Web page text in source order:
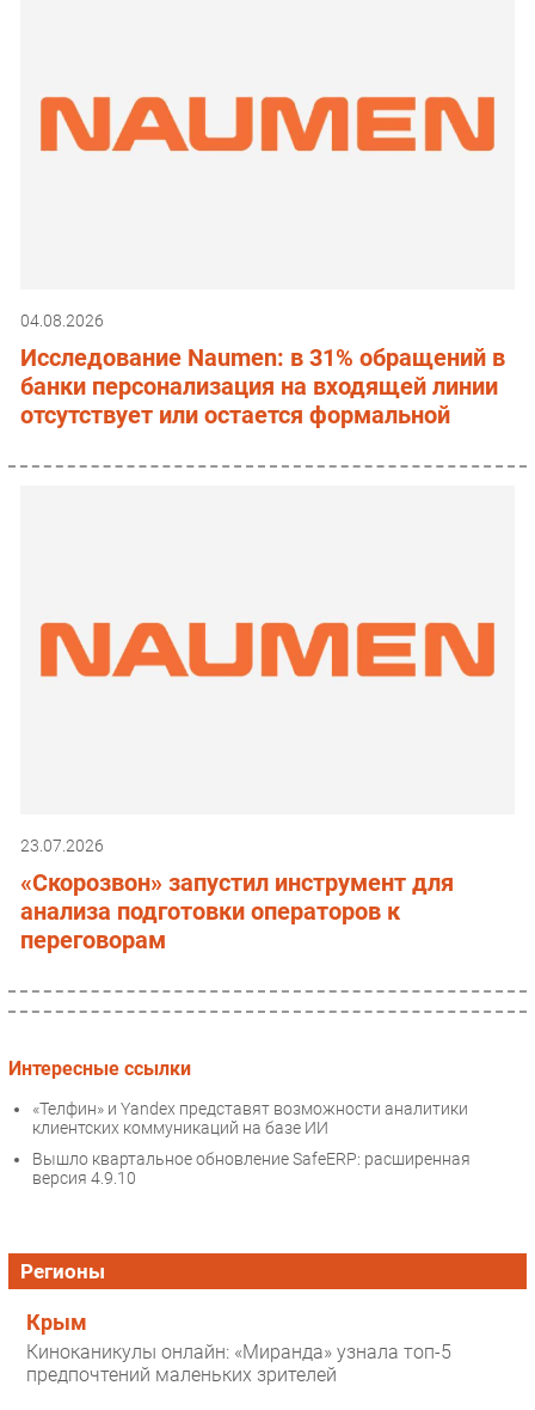
04.08.2026
Исследование Naumen: в 31% обращений в
банки персонализация на входящей линии
отсутствует или остается формальной
23.07.2026
«Скорозвон» запустил инструмент для
анализа подготовки операторов к
переговорам
Интересные ссылки
«Телфин» и Yandex представят возможности аналитики
клиентских коммуникаций на базе ИИ
Вышло квартальное обновление SafeERP: расширенная
версия 4.9.10
Регионы
Крым
Киноканикулы онлайн: «Миранда» узнала топ-5
предпочтений маленьких зрителей